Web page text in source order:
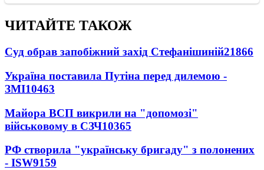
ЧИТАЙТЕ ТАКОЖ
Суд обрав запобіжний захід Стефанішиній21866
Україна поставила Путіна перед дилемою -
ЗМІ10463
Майора ВСП викрили на "допомозі"
військовому в СЗЧ10365
РФ створила "українську бригаду" з полонених
- ISW9159